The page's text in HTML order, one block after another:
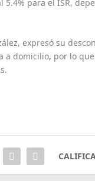
5.4% para el ISR,
expresó su
domicilio, por lo